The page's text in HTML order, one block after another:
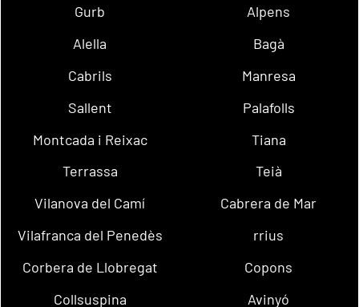
Gurb
Alpens
Alella
Bagà
Cabrils
Manresa
Sallent
Palafolls
Montcada i Reixac
Tiana
Terrassa
Teià
Vilanova del Camí
Cabrera de Mar
Vilafranca del Penedès
rrius
Corbera de Llobregat
Copons
Collsuspina
Avinyó